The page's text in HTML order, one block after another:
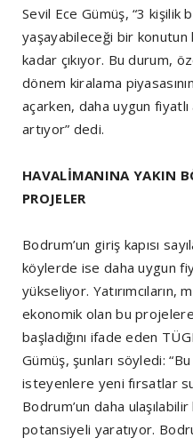
Sevil Ece Gümüş, “3 kişilik
yaşayabileceği bir konutun
kadar çıkıyor. Bu durum,
dönem kiralama
açarken, daha uygun
artıyor” dedi.
HAVALİMANINA YAKIN
PROJELER
Bodrum’un giriş kapısı
köylerde ise daha uygun
yükseliyor.
ekonomik olan bu
başladığını ifade eden
Gümüş, şunları söyledi:
isteyenlere yeni fırsatlar
Bodrum’un daha
potansiyeli yaratıyor.